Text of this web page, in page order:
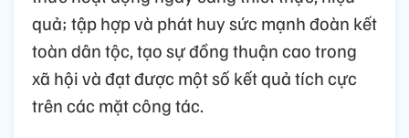
quả; tập hợp và phát huy sức mạnh đoàn kết
toàn dân tộc, tạo sự đồng thuận cao trong
xã hội và đạt được một số kết quả tích cực
trên các mặt công tác.